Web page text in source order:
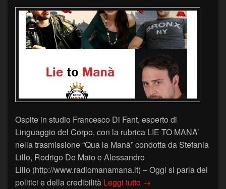
Ospite in studio Francesco Di Fant, esperto di
Linguaggio del Corpo, con la rubrica LIE TO MANA’
nella trasmissione “Qua la Manà” condotta da Stefania
Lillo, Rodrigo De Maio e Alessandro
Lillo (http://www.radiomanamana.it) – Oggi si parla dei
politici e della credibilità Leggi tutto POLITICI E
→